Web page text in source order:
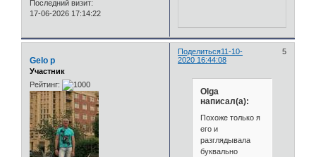
Последний визит:
17-06-2026 17:14:22
Поделиться 5
11-10-
2020 16:44:08
Gelo p
Участник
Рейтинг:
Olga
написал(а):
Похоже только я
его и
разглядывала
буквально